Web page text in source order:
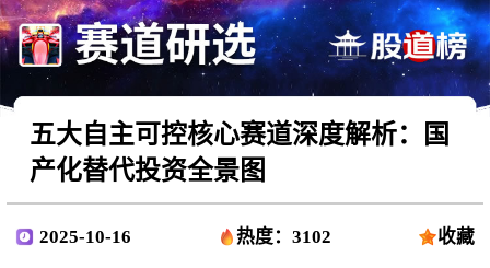
五大自主可控核心赛道深度解析：国
产化替代投资全景图
2025-10-16 热度：3102 收藏